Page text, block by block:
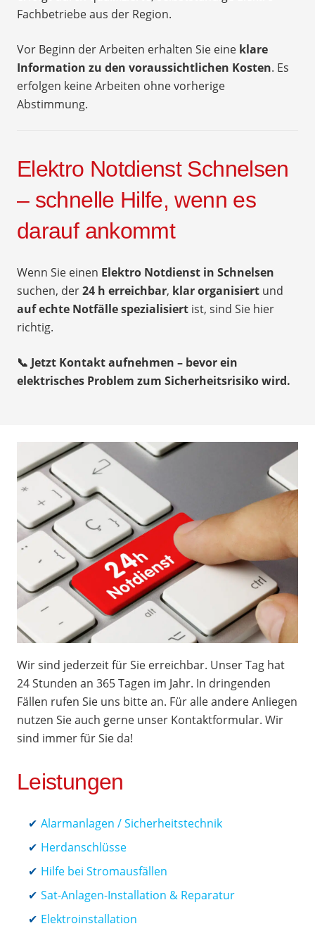
Fachbetriebe aus der Region.
Vor Beginn der Arbeiten erhalten Sie eine klare
Information zu den voraussichtlichen Kosten. Es
erfolgen keine Arbeiten ohne vorherige
Abstimmung.
Elektro Notdienst Schnelsen
– schnelle Hilfe, wenn es
darauf ankommt
Wenn Sie einen Elektro Notdienst in Schnelsen
suchen, der24 h erreichbar, klar organisiert und
auf echte Notfälle spezialisiert ist, sind Sie hier
richtig.
📞 Jetzt Kontakt aufnehmen – bevor ein
elektrisches Problem zum Sicherheitsrisiko wird.
Wir sind jederzeit für Sie erreichbar. Unser Tag hat
24 Stunden an 365 Tagen im Jahr. In dringenden
Fällen rufen Sie uns bitte an. Für alle andere Anliegen
nutzen Sie auch gerne unser Kontaktformular. Wir
sind immer für Sie da!
Leistungen
Alarmanlagen / Sicherheitstechnik
Herdanschlüsse
Hilfe bei Stromausfällen
Sat-Anlagen-Installation & Reparatur
Elektroinstallation